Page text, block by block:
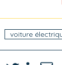
voiture